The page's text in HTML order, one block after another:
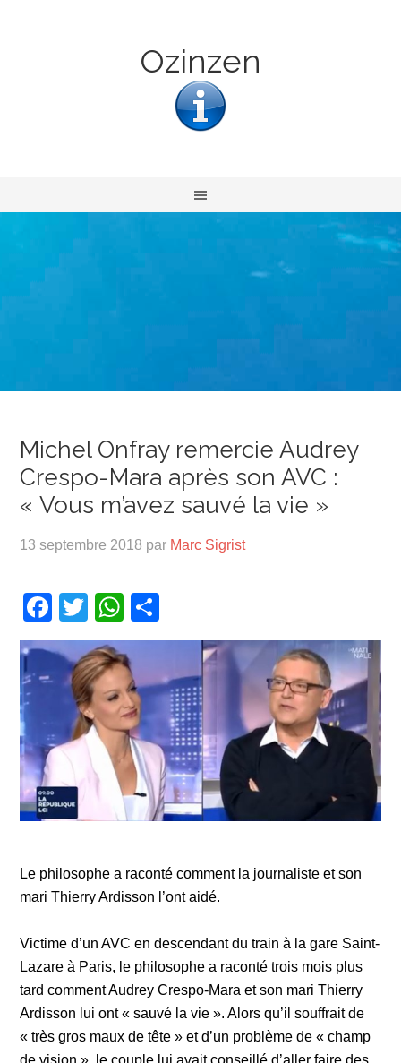
Ozinzen
Michel Onfray remercie Audrey
Crespo-Mara après son AVC :
« Vous m’avez sauvé la vie »
13 septembre 2018 par Marc Sigrist
Facebook
TwitterWhatsApp
Le philosophe a raconté comment la journaliste et son
mari Thierry Ardisson l’ont aidé.
Victime d’un AVC en descendant du train à la gare Saint-
Lazare à Paris, le philosophe a raconté trois mois plus
tard comment Audrey Crespo-Mara et son mari Thierry
Ardisson lui ont « sauvé la vie ». Alors qu’il souffrait de
« très gros maux de tête » et d’un problème de « champ
de vision », le couple lui avait conseillé d’aller faire des